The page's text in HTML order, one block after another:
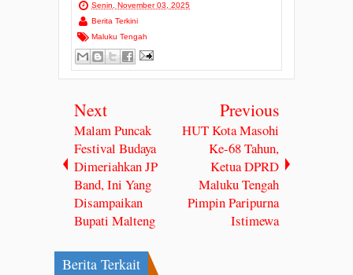
Senin, November 03, 2025
Berita Terkini
Maluku Tengah
Next
Malam Puncak
Festival Budaya
Dimeriahkan JP
Band, Ini Yang
Disampaikan
Bupati Malteng
Previous
HUT Kota Masohi
Ke-68 Tahun,
Ketua DPRD
Maluku Tengah
Pimpin Paripurna
Istimewa
Berita Terkait